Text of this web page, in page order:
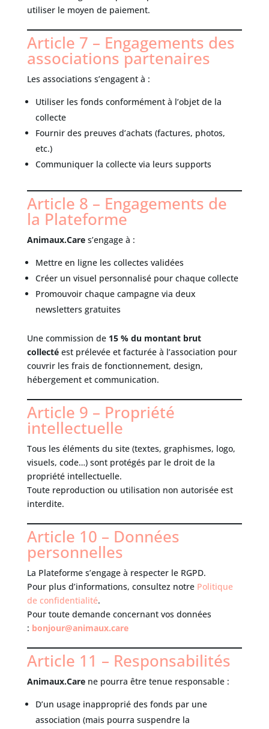
utiliser le moyen de paiement.
Article 7 – Engagements des
associations partenaires
Les associations s’engagent à :
Utiliser les fonds conformément à l’objet de la
collecte
Fournir des preuves d’achats (factures, photos,
etc.)
Communiquer la collecte via leurs supports
Article 8 – Engagements de
la Plateforme
Animaux.Cares’engage à :
Mettre en ligne les collectes validées
Créer un visuel personnalisé pour chaque collecte
Promouvoir chaque campagne via deux
newsletters gratuites
Une commission de 15 % du montant brut
collectéest prélevée et facturée à l’association pour
couvrir les frais de fonctionnement, design,
hébergement et communication.
Article 9 – Propriété
intellectuelle
Tous les éléments du site (textes, graphismes, logo,
visuels, code…) sont protégés par le droit de la
propriété intellectuelle.
Toute reproduction ou utilisation non autorisée est
interdite.
Article 10 – Données
personnelles
La Plateforme s’engage à respecter le RGPD.
Pour plus d’informations, consultez notre Politique
de confidentialité.
Pour toute demande concernant vos données
: bonjour@animaux.care
Article 11 – Responsabilités
Animaux.Carene pourra être tenue responsable :
D’un usage inapproprié des fonds par une
association (mais pourra suspendre la